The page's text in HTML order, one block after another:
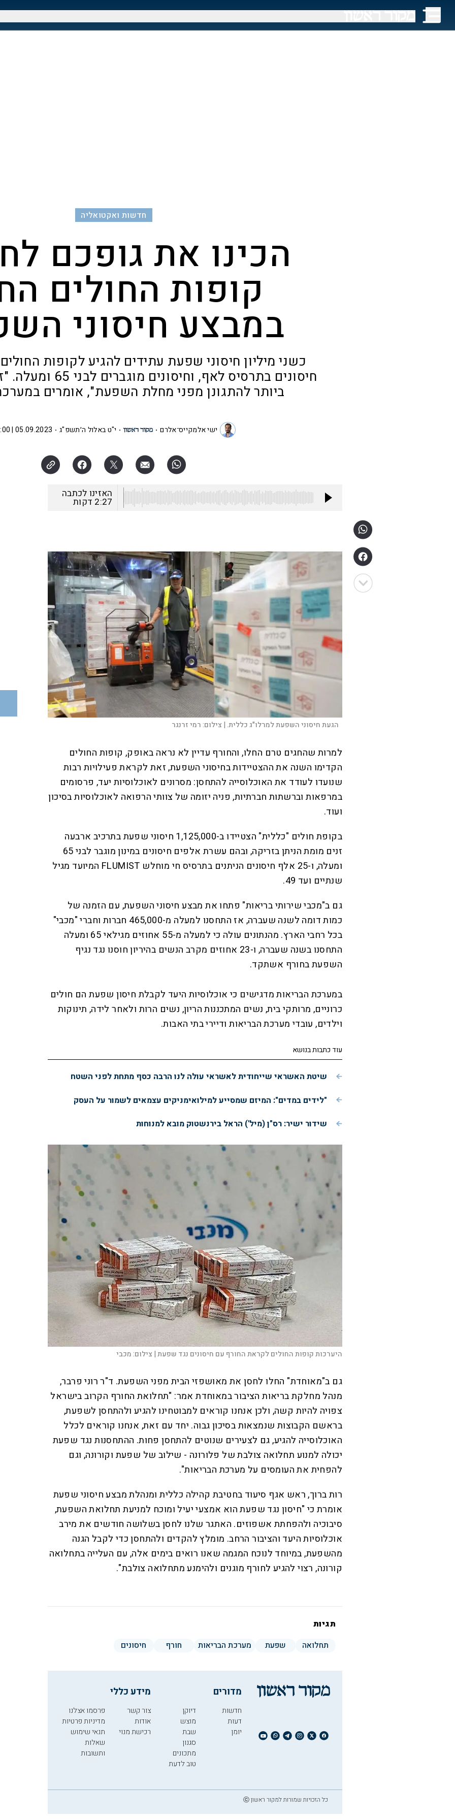
חדשות ואקטואליה
הכינו את גופכם
קופות החולים
במבצע חיסוני
כשני מיליון חיסוני שפעת עתידים להגיע לקופות
חיסונים בתרסיס לאף,
ביותר להתגונן מפני מחלת השפעת", אומרים
ישי אלמקייס־אלרם י"ט באלול ה׳תשפ"ג 05.09.2023 | 11:00
האזינו לכתבה
2:27 דקות
הגעת חיסוני השפעת למרלו"ג כללית. | צילום:רמי זרנגר
למרות שהחגים טרם החלו, והחורף עדיין לא נראה באופק, קופות החולים
הקדימו השנה את ההצטיידות בחיסוני השפעת, זאת לקראת פעילויות רבות
שנועדו לעודד את האוכלוסייה להתחסן: מסרונים לאוכלוסיות יעד, פרסומים
במרפאות וברשתות חברתיות, פניה יזומה של צוותי הרפואה לאוכלוסיות בסיכון
ועוד.
בקופת חולים "כללית" הצטיידו ב-1,125,000 חיסוני שפעת בתרכיב ארבעה
זנים מומת הניתן בזריקה, ובהם עשרת אלפים חיסונים במינון מוגבר לבני 65
ומעלה, ו-25 אלף חיסונים הניתנים בתרסיס חי מוחלש FLUMIST המיועד מגיל
שנתיים ועד 49.
גם ב"מכבי שירותי בריאות" פתחו את מבצע חיסוני השפעת, עם הזמנה של
כמות דומה לשנה שעברה, אז התחסנו למעלה מ-465,000 חברות וחברי "מכבי"
בכל רחבי הארץ. מהנתונים עולה כי למעלה מ-55 אחוזים מגילאי 65 ומעלה
התחסנו בשנה שעברה, ו-23 אחוזים מקרב הנשים בהיריון חוסנו נגד נגיף
השפעת בחורף אשתקד.
במערכת הבריאות מדגישים כי אוכלוסיות היעד לקבלת חיסון שפעת הם חולים
כרוניים, מרותקי בית, נשים המתכננות הריון, נשים הרות ולאחר לידה, תינוקות
וילדים, עובדי מערכת הבריאות ודיירי בתי האבות.
עוד כתבות בנושא
שיטת האשראי שייחודית לאשראי עולה לנו הרבה כסף מתחת לפני השטח
"לידים במדים": המיזם שמסייע למילואימניקים עצמאים לשמור על העסק
שידור ישיר: רס"ן (מיל') הראל בירנשטוק מובא למנוחות
היערכות קופות החולים לקראת החורף עם חיסונים נגד שפעת | צילום:מכבי
גם ב"מאוחדת" החלו לחסן את מאושפזי הבית מפני השפעת. ד"ר רוני פרבר,
מנהל מחלקת בריאות הציבור במאוחדת אמר: "תחלואת החורף הקרוב בישראל
צפויה להיות קשה, ולכן אנחנו קוראים למבוטחינו להגיע ולהתחסן לשפעת,
בראשם הקבוצות שנמצאות בסיכון גבוה. יחד עם זאת, אנחנו קוראים לכלל
האוכלוסייה להגיע, גם לצעירים שנוטים להתחסן פחות. ההתחסנות נגד שפעת
יכולה למנוע תחלואה צולבת של פלורונה - שילוב של שפעת וקורונה, וגם
להפחית את העומסים על מערכת הבריאות".
רות ברוך, ראש אגף סיעוד בחטיבת קהילה כללית ומנהלת מבצע חיסוני שפעת
אומרת כי "חיסון נגד שפעת הוא אמצעי יעיל ומוכח למניעת תחלואת השפעת,
סיבוכיה ולהפחתת אשפוזים. האתגר שלנו לחסן בשלושה חודשים את מירב
אוכלוסיות היעד והציבור הרחב. מומלץ להקדים ולהתחסן כדי לקבל הגנה
מהשפעת, במיוחד לנוכח המגמה שאנו רואים בימים אלה, עם העלייה בתחלואה
קורונה, רצוי להגיע לחורף מוגנים ולהימנע מתחלואה צולבת".
תגיות
תחלואה
שפעת מערכת הבריאות חורף חיסונים
מדורים
חדשות
דעות
יומן
דיוקן
מוצש
שבת
סגנון
מתכונים
טוב לדעת
מידע כללי
צור קשר
אודות
רכישת מנוי
פרסמו אצלנו
מדיניות פרטיות
תנאי שימוש
שאלות
ותשובות
כל הזכויות שמורות למקור ראשון ⓒ